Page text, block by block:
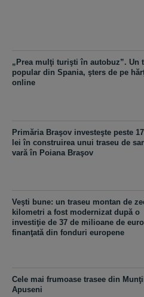
„Prea mulţi turişti în autobuz”. Un
popular din Spania, şters de pe
online
Primăria Braşov investeşte peste
lei în construirea unui traseu de
vară în Poiana Braşov
Veşti bune: un traseu montan de
kilometri a fost modernizat după o
investiţie de 37 de milioane de euro
finanţată din fonduri europene
Cele mai frumoase trasee din
Apuseni